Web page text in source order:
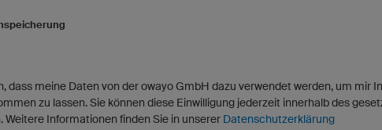
dass meine Daten von der owayo GmbH dazu verwendet werden, um mir
zu lassen. Sie können diese Einwilligung jederzeit innerhalb des
Weitere Informationen finden Sie in unserer Datenschutzerklärung